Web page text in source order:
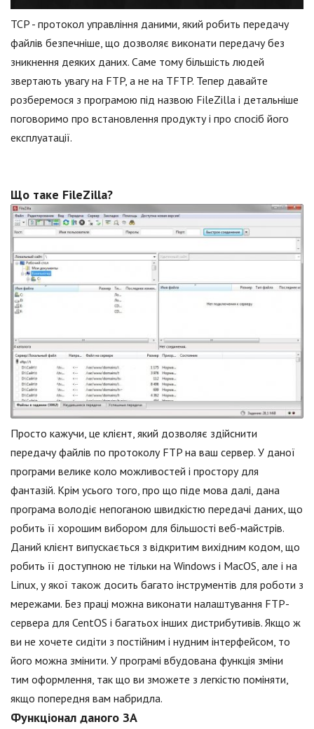
TCP - протокол управління даними, який робить передачу
файлів безпечніше, що дозволяє виконати передачу без
зникнення деяких даних. Саме тому більшість людей
звертають увагу на FTP, а не на TFTP. Тепер давайте
розберемося з програмою під назвою FileZilla і детальніше
поговоримо про встановлення продукту і про спосіб його
експлуатації.
Що таке FileZilla?
Просто кажучи, це клієнт, який дозволяє здійснити
передачу файлів по протоколу FTP на ваш сервер. У даної
програми велике коло можливостей і простору для
фантазій. Крім усього того, про що піде мова далі, дана
програма володіє непоганою швидкістю передачі даних, що
робить її хорошим вибором для більшості веб-майстрів.
Даний клієнт випускається з відкритим вихідним кодом, що
робить її доступною не тільки на Windows і MacOS, але і на
Linux, у якої також досить багато інструментів для роботи з
мережами. Без праці можна виконати налаштування FTP-
сервера для CentOS і багатьох інших дистрибутивів. Якщо ж
ви не хочете сидіти з постійним і нудним інтерфейсом, то
його можна змінити. У програмі вбудована функція зміни
тим оформлення, так що ви зможете з легкістю поміняти,
якщо попередня вам набридла.
Функціонал даного ЗА